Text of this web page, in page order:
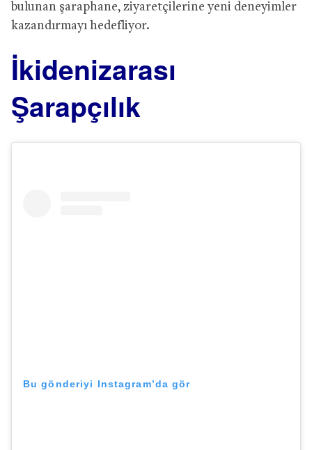
bulunan şaraphane, ziyaretçilerine yeni deneyimler
kazandırmayı hedefliyor.
İkidenizarası
Şarapçılık
Bu gönderiyi Instagram’da gör